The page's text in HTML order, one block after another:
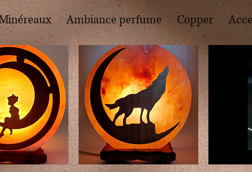
Ambiance perfume Copper